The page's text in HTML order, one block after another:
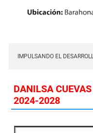
IMPULSANDO EL
DANILSA
2024-2028